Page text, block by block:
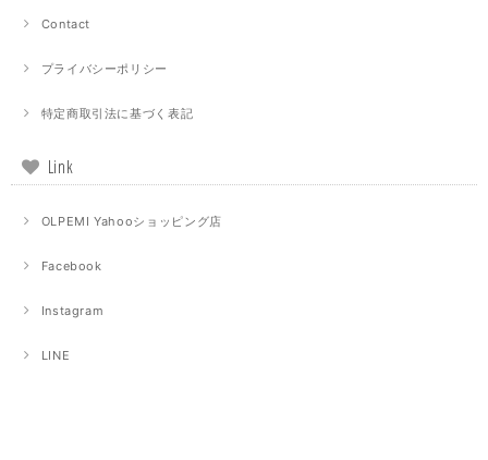
Contact
プライバシーポリシー
特定商取引法に基づく表記
Link
OLPEMI Yahooショッピング店
Facebook
Instagram
LINE